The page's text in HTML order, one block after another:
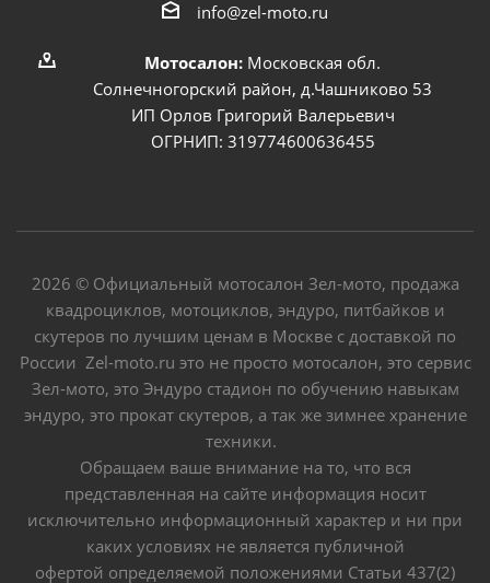
info@zel-moto.ru
Мотосалон: Московская обл.
Солнечногорский район, д.Чашниково 53
ИП Орлов Григорий Валерьевич
ОГРНИП: 319774600636455
2026 © Официальный мотосалон Зел-мото, продажа
квадроциклов, мотоциклов, эндуро, питбайков и
скутеров по лучшим ценам в Москве с доставкой по
России Zel-moto.ru это не просто мотосалон, это сервис
Зел-мото, это Эндуро стадион по обучению навыкам
эндуро, это прокат скутеров, а так же зимнее хранение
техники.
Обращаем ваше внимание на то, что вся
представленная на сайте информация носит
исключительно информационный характер и ни при
каких условиях не является публичной
офертой определяемой положениями Статьи 437(2)